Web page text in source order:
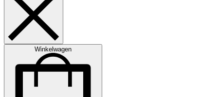
Winkelwagen